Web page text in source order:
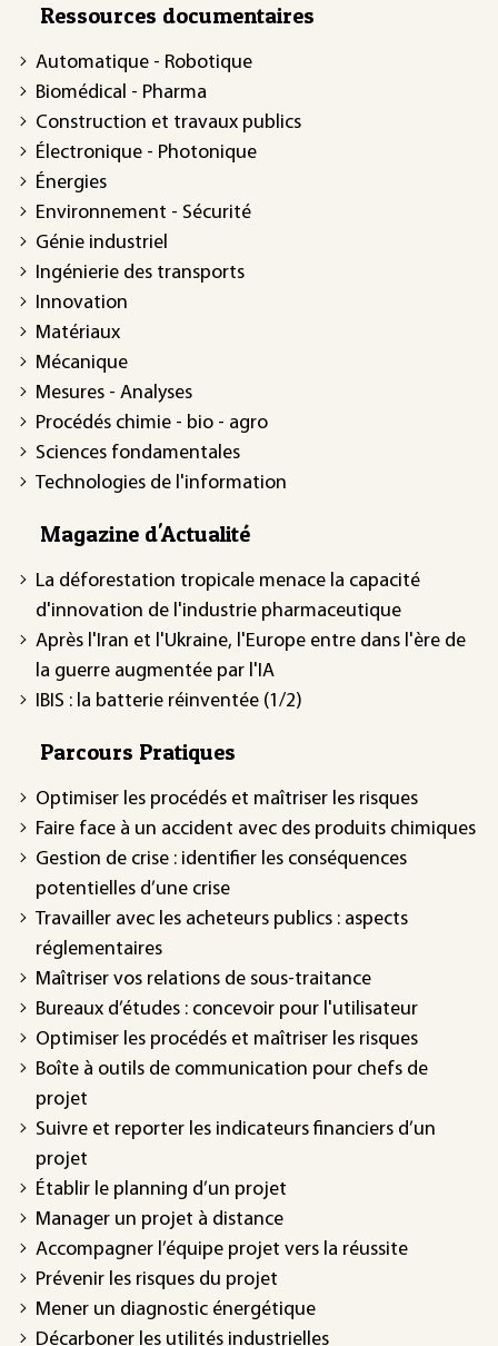
Ressources documentaires
Automatique - Robotique
Biomédical - Pharma
Construction et travaux publics
Électronique - Photonique
Énergies
Environnement - Sécurité
Génie industriel
Ingénierie des transports
Innovation
Matériaux
Mécanique
Mesures - Analyses
Procédés chimie - bio - agro
Sciences fondamentales
Technologies de l'information
Magazine d'Actualité
La déforestation tropicale menace la capacité
d'innovation de l'industrie pharmaceutique
Après l'Iran et l'Ukraine, l'Europe entre dans l'ère de
la guerre augmentée par l'IA
IBIS : la batterie réinventée (1/2)
Parcours Pratiques
Optimiser les procédés et maîtriser les risques
Faire face à un accident avec des produits chimiques
Gestion de crise : identifier les conséquences
potentielles d’une crise
Travailler avec les acheteurs publics : aspects
réglementaires
Maîtriser vos relations de sous-traitance
Bureaux d’études : concevoir pour l'utilisateur
Optimiser les procédés et maîtriser les risques
Boîte à outils de communication pour chefs de
projet
Suivre et reporter les indicateurs financiers d’un
projet
Établir le planning d’un projet
Manager un projet à distance
Accompagner l’équipe projet vers la réussite
Prévenir les risques du projet
Mener un diagnostic énergétique
Décarboner les utilités industrielles